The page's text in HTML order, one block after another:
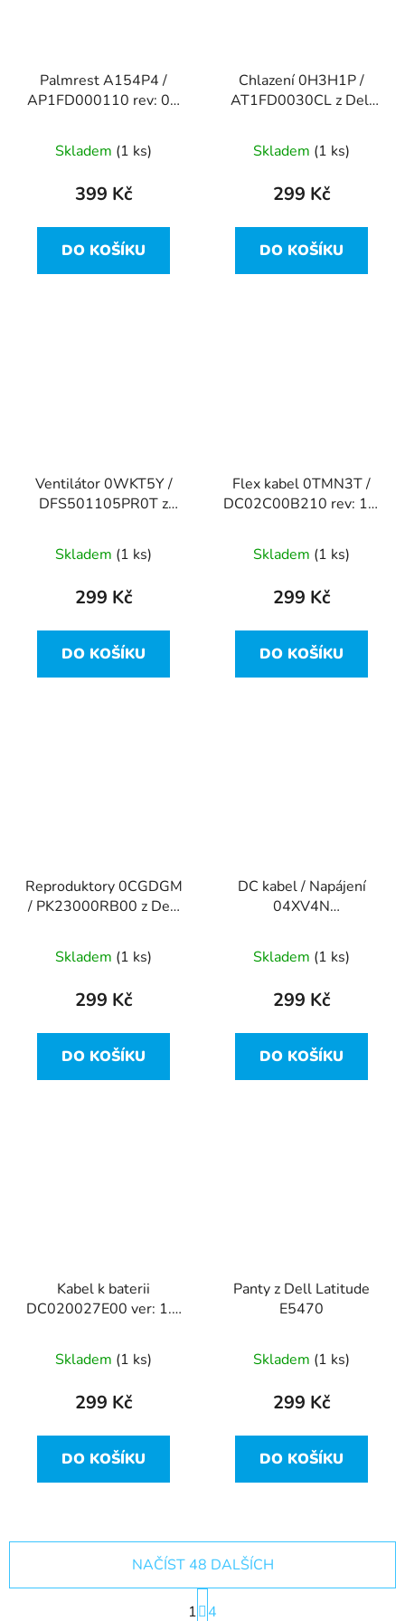
Palmrest A154P4 /
AP1FD000110 rev: 0C
Latitude E5470
Skladem (1 ks)
399 Kč
DO KOŠÍKU
Chlazení 0H3H1P /
AT1FD0030CL z Dell
Skladem (1 ks)
299 Kč
DO KOŠÍKU
Ventilátor 0WKT5Y /
DFS501105PR0T z
Skladem (1 ks)
299 Kč
DO KOŠÍKU
Flex kabel 0TMN3T /
DC02C00B210 rev: 1.0
E5470
Skladem (1 ks)
299 Kč
DO KOŠÍKU
Reproduktory 0CGDGM
/ PK23000RB00 z Dell
Skladem (1 ks)
299 Kč
DO KOŠÍKU
DC kabel / Napájení
04XV4N
z Dell Latitude E5470
Skladem (1 ks)
299 Kč
DO KOŠÍKU
Kabel k baterii
DC020027E00 ver: 1.0
Latitude E5470
Skladem (1 ks)
299 Kč
DO KOŠÍKU
Panty z Dell Latitude
E5470
Skladem (1 ks)
299 Kč
DO KOŠÍKU
NAČÍST 48 DALŠÍCH
S
t
1
4